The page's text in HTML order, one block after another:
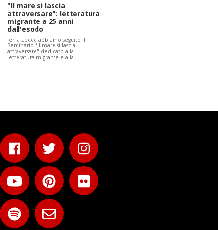
"Il mare si lascia
attraversare": letteratura
migrante a 25 anni
dall'esodo
Ieri a Lecce abbiamo seguito il
Seminario "Il mare si lascia
attraversare" dedicato alla
letteratura migrante e alla…